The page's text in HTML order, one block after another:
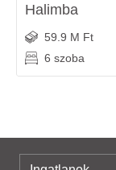
Halimba
59.9 M Ft
6 szoba